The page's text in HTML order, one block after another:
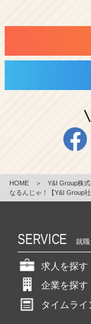
HOME ＞ Y&I Group株
なるんじゃ！【Y&I Group社
SERVICE 就職
求人を探す
企業を探す
タイムライ